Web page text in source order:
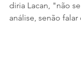
diria Lacan, "não
análise, senão